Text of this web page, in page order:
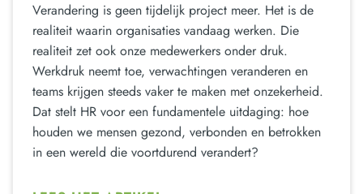
Verandering is geen tijdelijk project meer. Het is de
realiteit waarin organisaties vandaag werken. Die
realiteit zet ook onze medewerkers onder druk.
Werkdruk neemt toe, verwachtingen veranderen en
teams krijgen steeds vaker te maken met onzekerheid.
Dat stelt HR voor een fundamentele uitdaging: hoe
houden we mensen gezond, verbonden en betrokken
in een wereld die voortdurend verandert?